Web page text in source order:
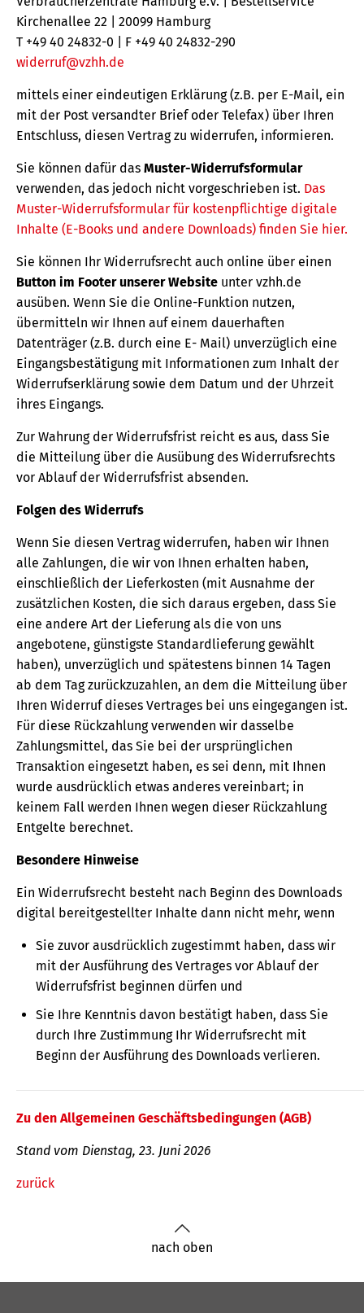
Kirchenallee 22 | 20099 Hamburg
T +49 40 24832-0 | F +49 40 24832-290
widerruf@vzhh.de
mittels einer eindeutigen Erklärung (z.B. per E-Mail, ein
mit der Post versandter Brief oder Telefax) über Ihren
Entschluss, diesen Vertrag zu widerrufen, informieren.
Sie können dafür das Muster-Widerrufsformular
verwenden, das jedoch nicht vorgeschrieben ist. Das
Muster-Widerrufsformular für kostenpflichtige digitale
Inhalte (E-Books und andere Downloads) finden Sie hier.
Sie können Ihr Widerrufsrecht auch online über einen
Button im Footer unserer Website unter vzhh.de
ausüben. Wenn Sie die Online-Funktion nutzen,
übermitteln wir Ihnen auf einem dauerhaften
Datenträger (z.B. durch eine E- Mail) unverzüglich eine
Eingangsbestätigung mit Informationen zum Inhalt der
Widerrufserklärung sowie dem Datum und der Uhrzeit
ihres Eingangs.
Zur Wahrung der Widerrufsfrist reicht es aus, dass Sie
die Mitteilung über die Ausübung des Widerrufsrechts
vor Ablauf der Widerrufsfrist absenden.
Folgen des Widerrufs
Wenn Sie diesen Vertrag widerrufen, haben wir Ihnen
alle Zahlungen, die wir von Ihnen erhalten haben,
einschließlich der Lieferkosten (mit Ausnahme der
zusätzlichen Kosten, die sich daraus ergeben, dass Sie
eine andere Art der Lieferung als die von uns
angebotene, günstigste Standardlieferung gewählt
haben), unverzüglich und spätestens binnen 14 Tagen
ab dem Tag zurückzuzahlen, an dem die Mitteilung über
Ihren Widerruf dieses Vertrages bei uns eingegangen ist.
Für diese Rückzahlung verwenden wir dasselbe
Zahlungsmittel, das Sie bei der ursprünglichen
Transaktion eingesetzt haben, es sei denn, mit Ihnen
wurde ausdrücklich etwas anderes vereinbart; in
keinem Fall werden Ihnen wegen dieser Rückzahlung
Entgelte berechnet.
Besondere Hinweise
Ein Widerrufsrecht besteht nach Beginn des Downloads
digital bereitgestellter Inhalte dann nicht mehr, wenn
Sie zuvor ausdrücklich zugestimmt haben, dass wir
mit der Ausführung des Vertrages vor Ablauf der
Widerrufsfrist beginnen dürfen und
Sie Ihre Kenntnis davon bestätigt haben, dass Sie
durch Ihre Zustimmung Ihr Widerrufsrecht mit
Beginn der Ausführung des Downloads verlieren.
Zu den Allgemeinen Geschäftsbedingungen (AGB)
Stand vom Dienstag, 23. Juni 2026
zurück
nach oben